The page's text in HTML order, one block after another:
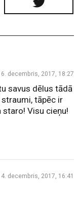
decembris, 2017, 18:27
savus dēlus tādā
tāpēc ir
Visu cieņu!
decembris, 2017, 16:41